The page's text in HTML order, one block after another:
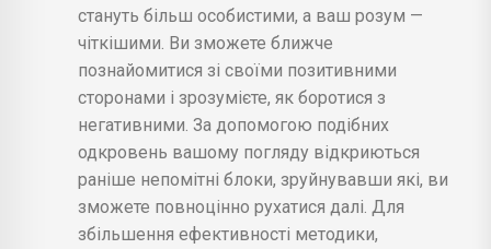
стануть більш особистими, а ваш розум —
чіткішими. Ви зможете ближче
познайомитися зі своїми позитивними
сторонами і зрозумієте, як боротися з
негативними. За допомогою подібних
одкровень вашому погляду відкриються
раніше непомітні блоки, зруйнувавши які, ви
зможете повноцінно рухатися далі. Для
збільшення ефективності методики,